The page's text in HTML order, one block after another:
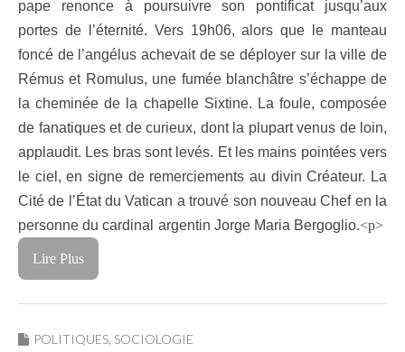
pape renonce à poursuivre son pontificat jusqu’aux
portes de l’éternité. Vers 19h06, alors que le manteau
foncé de l’angélus achevait de se déployer sur la ville de
Rémus et Romulus, une fumée blanchâtre s’échappe de
la cheminée de la chapelle Sixtine. La foule, composée
de fanatiques et de curieux, dont la plupart venus de loin,
applaudit. Les bras sont levés. Et les mains pointées vers
le ciel, en signe de remerciements au divin Créateur. La
Cité de l’État du Vatican a trouvé son nouveau Chef en la
personne du cardinal argentin Jorge Maria Bergoglio.<p>
Lire Plus
POLITIQUES SOCIOLOGIE